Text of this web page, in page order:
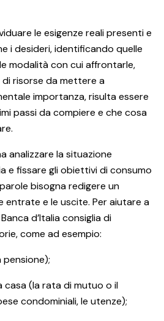
le esigenze reali presenti e
i desideri, identificando quelle
modalità con cui affrontarle,
risorse da mettere a
importanza, risulta essere
passi da compiere e che cosa
analizzare la situazione
e fissare gli obiettivi di consumo
bisogna redigere un
entrate e le uscite. Per aiutare a
d’Italia consiglia di
come ad esempio:
casa (la rata di mutuo o il
condominiali, le utenze);